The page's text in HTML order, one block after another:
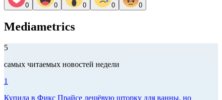
0 0 0 0 0
Mediametrics
5
самых читаемых новостей недели
1
Купила в Фикс Прайсе дешёвую шторку для ванны, но